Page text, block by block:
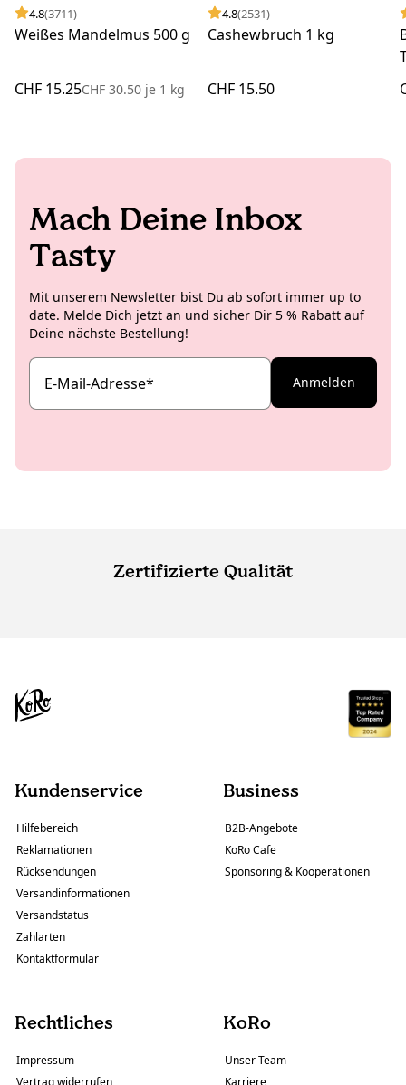
4.8(3711)
Weißes Mandelmus 500 g
CHF 15.25CHF 30.50 je 1 kg
4.8(2531)
Cashewbruch 1 kg
CHF 15.50
Mach Deine Inbox
Tasty
Mit unserem Newsletter bist Du ab sofort immer up to
date. Melde Dich jetzt an und sicher Dir 5 % Rabatt auf
Deine nächste Bestellung!
E-Mail-Adresse* Anmelden
Zertifizierte Qualität
Kundenservice
Hilfebereich
Reklamationen
Rücksendungen
Versandinformationen
Versandstatus
Zahlarten
Kontaktformular
Business
B2B-Angebote
KoRo Cafe
Sponsoring & Kooperationen
Rechtliches
Impressum
Vertrag widerrufen
KoRo
Unser Team
Karriere